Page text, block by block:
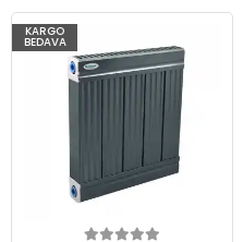
KARGO
BEDAVA